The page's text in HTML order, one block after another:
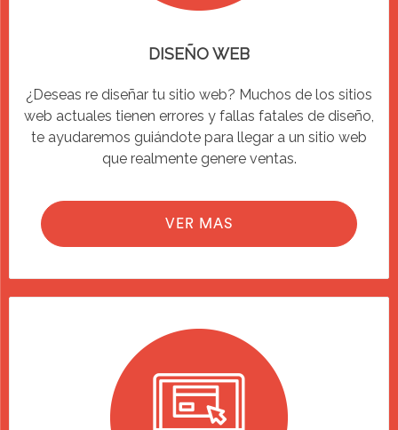
DISEÑO WEB
¿Deseas re diseñar tu sitio web? Muchos de los sitios
web actuales tienen errores y fallas fatales de diseño,
te ayudaremos guiándote para llegar a un sitio web
que realmente genere ventas.
VER MAS